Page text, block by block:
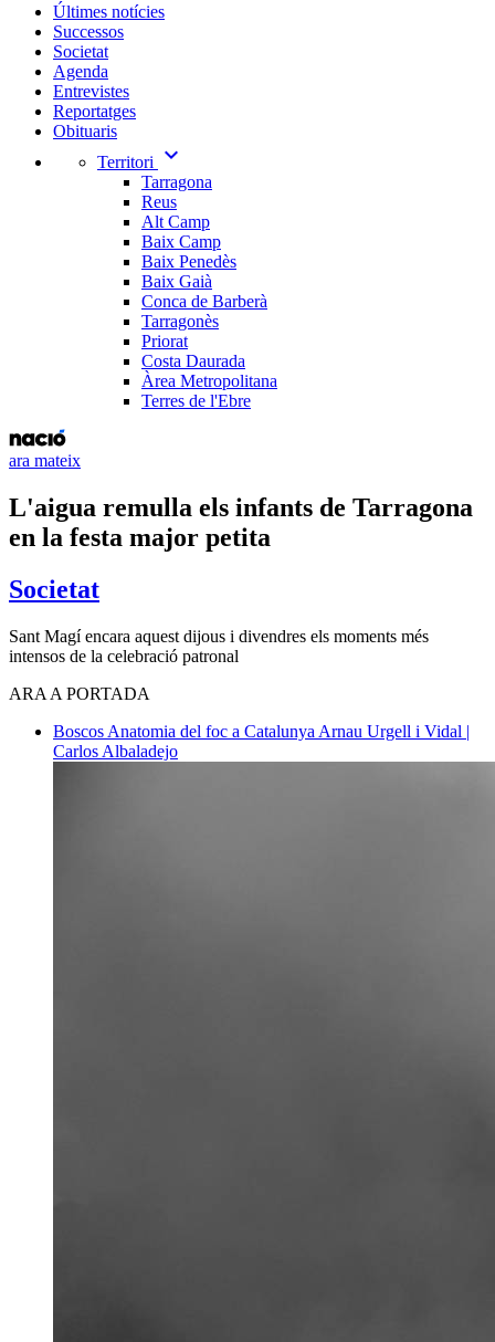
Últimes notícies
Successos
Societat
Agenda
Entrevistes
Reportatges
Obituaris
Territori
expand_more
Tarragona
Reus
Alt Camp
Baix Camp
Baix Penedès
Baix Gaià
Conca de Barberà
Tarragonès
Priorat
Costa Daurada
Àrea Metropolitana
Terres de l'Ebre
ara mateix
L'aigua remulla els infants de Tarragona
en la festa major petita
Societat
Sant Magí encara aquest dijous i divendres els moments més
intensos de la celebració patronal
ARA A PORTADA
Boscos Anatomia del foc a Catalunya Arnau Urgell i Vidal |
Carlos Albaladejo